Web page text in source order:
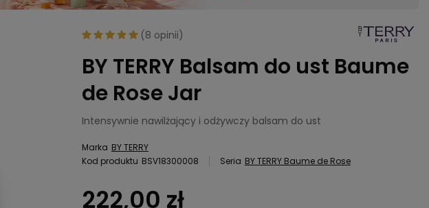
(8 opinii)
BY TERRY Balsam do ust Baume
de Rose Jar
Intensywnie nawilżający i odżywczy balsam do ust
Marka BY TERRY
Kod produktu BSV18300008 Seria BY TERRY Baume de Rose
222,00 zł